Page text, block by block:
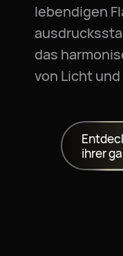
lebendigen
das
von Licht
ihrer